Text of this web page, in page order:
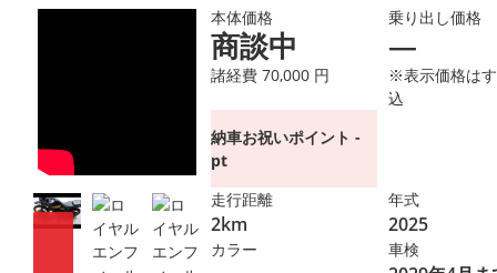
本体価格
商談中
乗り出し価格
―
諸経費 70,000 円
※表示価格は
込
納車お祝いポイント -
pt
走行距離
2km
年式
2025
カラー 車検